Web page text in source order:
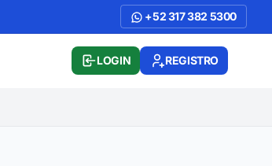
+52 317 382 5300
LOGIN REGISTRO